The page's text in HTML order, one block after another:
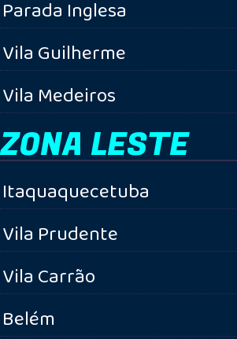
Parada Inglesa
Vila Guilherme
Vila Medeiros
ZONA LESTE
Itaquaquecetuba
Vila Prudente
Vila Carrão
Belém